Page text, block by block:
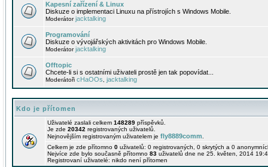
Kapesní zařízení & Linux
Diskuze o implementaci Linuxu na přístrojích s Windows Mobile.
Moderátorjacktalking
Programování
Diskuze o vývojářských aktivitách pro Windows Mobile.
Moderátorjacktalking
Offtopic
Chcete-li si s ostatními uživateli prostě jen tak popovídat...
Moderátoři cHaOOs jacktalking
Kdo je přítomen
Uživatelé zaslali celkem 148289 příspěvků.
Je zde 20342 registrovaných uživatelů.
Nejnovějším registrovaným uživatelem je fly8889comm
Celkem je zde přítomno 0 uživatelů: 0 registrovaných, 0 skrytých a 0
Nejvíce zde bylo současně přítomno 83 uživatelů dne ne 25. květen, 2014
Registrovaní uživatelé: nikdo není přítomen